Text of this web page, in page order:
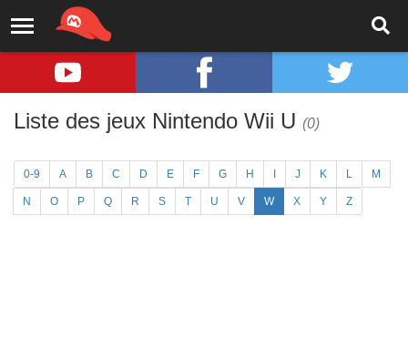
Liste des jeux Nintendo Wii U (0)
0-9 A B C D E F G H J K L M
N O P Q R S T U V W X Y Z